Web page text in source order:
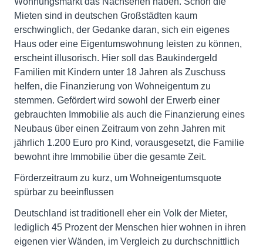
Mieten sind in deutschen Großstädten kaum
erschwinglich, der Gedanke daran, sich ein eigenes
Haus oder eine Eigentumswohnung leisten zu können,
erscheint illusorisch. Hier soll das Baukindergeld
Familien mit Kindern unter 18 Jahren als Zuschuss
helfen, die Finanzierung von Wohneigentum zu
stemmen. Gefördert wird sowohl der Erwerb einer
gebrauchten Immobilie als auch die Finanzierung eines
Neubaus über einen Zeitraum von zehn Jahren mit
jährlich 1.200 Euro pro Kind, vorausgesetzt, die Familie
bewohnt ihre Immobilie über die gesamte Zeit.
Förderzeitraum zu kurz, um Wohneigentumsquote
spürbar zu beeinflussen
Deutschland ist traditionell eher ein Volk der Mieter,
lediglich 45 Prozent der Menschen hier wohnen in ihren
eigenen vier Wänden, im Vergleich zu durchschnittlich